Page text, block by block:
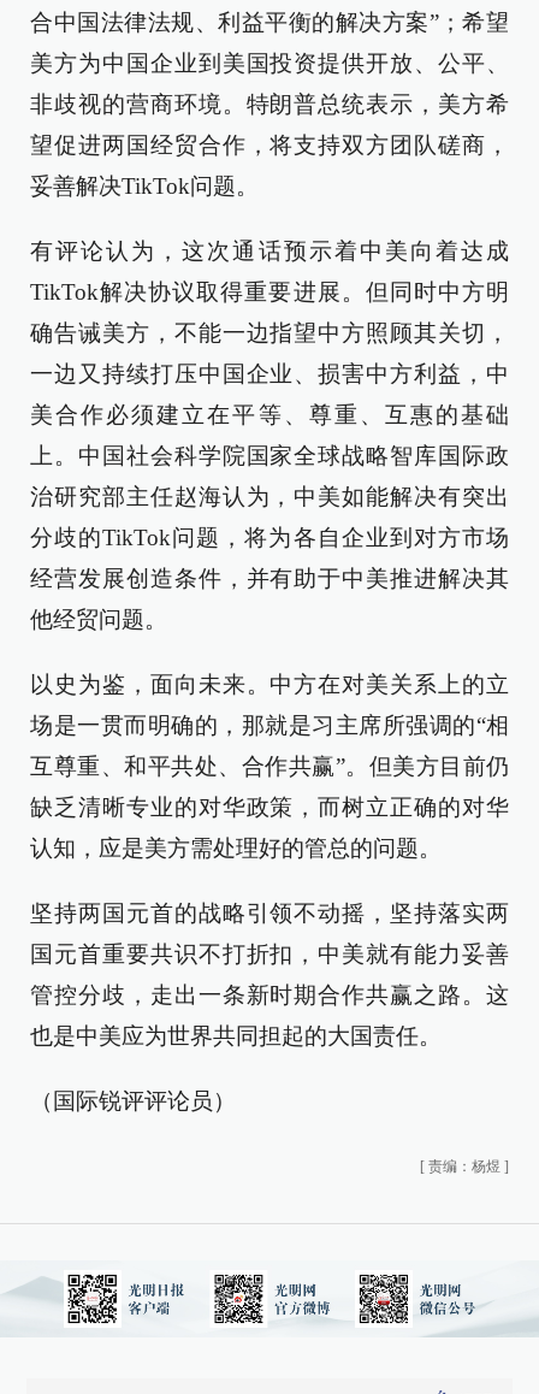
合中国法律法规、利益平衡的解决方案”；希望
美方为中国企业到美国投资提供开放、公平、
非歧视的营商环境。特朗普总统表示，美方希
望促进两国经贸合作，将支持双方团队磋商，
妥善解决TikTok问题。
有评论认为，这次通话预示着中美向着达成
TikTok解决协议取得重要进展。但同时中方明
确告诫美方，不能一边指望中方照顾其关切，
一边又持续打压中国企业、损害中方利益，中
美合作必须建立在平等、尊重、互惠的基础
上。中国社会科学院国家全球战略智库国际政
治研究部主任赵海认为，中美如能解决有突出
分歧的TikTok问题，将为各自企业到对方市场
经营发展创造条件，并有助于中美推进解决其
他经贸问题。
以史为鉴，面向未来。中方在对美关系上的立
场是一贯而明确的，那就是习主席所强调的“相
互尊重、和平共处、合作共赢”。但美方目前仍
缺乏清晰专业的对华政策，而树立正确的对华
认知，应是美方需处理好的管总的问题。
坚持两国元首的战略引领不动摇，坚持落实两
国元首重要共识不打折扣，中美就有能力妥善
管控分歧，走出一条新时期合作共赢之路。这
也是中美应为世界共同担起的大国责任。
（国际锐评评论员）
[ 责编：杨煜 ]